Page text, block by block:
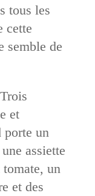
tous les
cette
semble de
et
porte un
assiette
un
et des